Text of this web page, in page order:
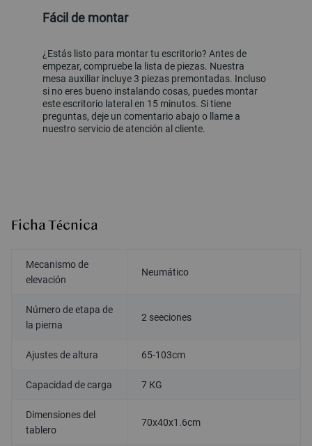
Fácil de montar
¿Estás listo para montar tu escritorio? Antes de
empezar, compruebe la lista de piezas. Nuestra
mesa auxiliar incluye 3 piezas premontadas. Incluso
si no eres bueno instalando cosas, puedes montar
este escritorio lateral en 15 minutos. Si tiene
preguntas, deje un comentario abajo o llame a
nuestro servicio de atención al cliente.
Ficha Técnica
Mecanismo de
elevación
Neumático
Número de etapa de
la pierna
2 seeciones
Ajustes de altura 65-103cm
Capacidad de carga 7 KG
Dimensiones del
tablero
70x40x1.6cm